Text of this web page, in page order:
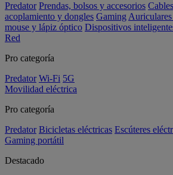
Predator Prendas, bolsos y accesorios
acoplamiento y dongles Gaming
mouse y lápiz óptico Dispositivos
Red
Pro categoría
Predator Wi-Fi 5G
Movilidad eléctrica
Pro categoría
Predator Bicicletas eléctricas Escúteres
Gaming portátil
Destacado